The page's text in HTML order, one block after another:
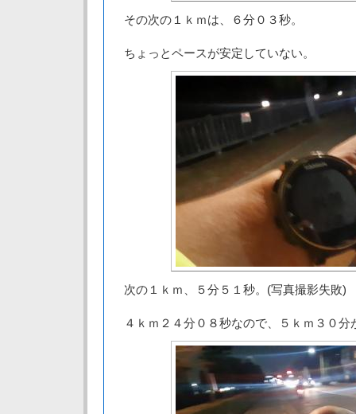
その次の１ｋｍは、６分０３秒。
ちょっとペースが安定していない。
次の１ｋｍ、５分５１秒。(写真撮影失敗)
４ｋｍ２４分０８秒なので、５ｋｍ３０分